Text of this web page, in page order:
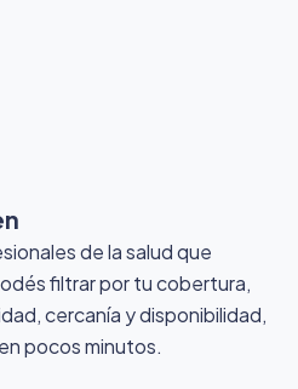
de la salud que
filtrar por tu cobertura,
cercanía y disponibilidad,
pocos minutos.